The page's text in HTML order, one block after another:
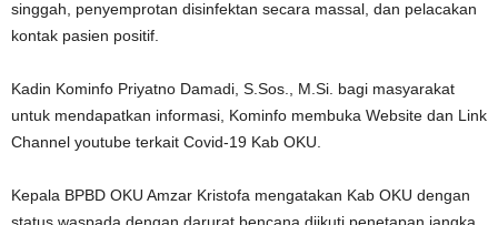
singgah, penyemprotan disinfektan secara massal, dan pelacakan
kontak pasien positif.
Kadin Kominfo Priyatno Damadi, S.Sos., M.Si. bagi masyarakat
untuk mendapatkan informasi, Kominfo membuka Website dan Link
Channel youtube terkait Covid-19 Kab OKU.
Kepala BPBD OKU Amzar Kristofa mengatakan Kab OKU dengan